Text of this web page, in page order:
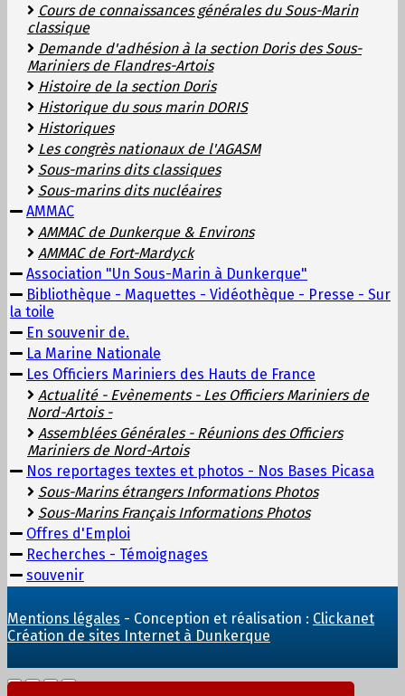
Cours de connaissances générales du Sous-Marin
classique
Demande d'adhésion à la section Doris des Sous-
Mariniers de Flandres-Artois
Histoire de la section Doris
Historique du sous marin DORIS
Historiques
Les congrès nationaux de l'AGASM
Sous-marins dits classiques
Sous-marins dits nucléaires
AMMAC
AMMAC de Dunkerque & Environs
AMMAC de Fort-Mardyck
Association "Un Sous-Marin à Dunkerque"
Bibliothèque - Maquettes - Vidéothèque - Presse - Sur
la toile
En souvenir de.
La Marine Nationale
Les Officiers Mariniers des Hauts de France
Actualité - Evènements - Les Officiers Mariniers de
Nord-Artois -
Assemblées Générales - Réunions des Officiers
Mariniers de Nord-Artois
Nos reportages textes et photos - Nos Bases Picasa
Sous-Marins étrangers Informations Photos
Sous-Marins Français Informations Photos
Offres d'Emploi
Recherches - Témoignages
souvenir
Mentions légales - Conception et réalisation : Clickanet
Création de sites Internet à Dunkerque